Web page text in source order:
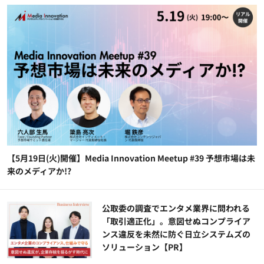
【5月19日(火)開催】Media Innovation Meetup #39 予想市場は未
来のメディアか!?
公​​取委の調査でエンタメ業界に問われる
「取引適正化」。意図せぬコンプライア
ンス違反を未然に防ぐ日立システムズの
ソリューション​【PR】